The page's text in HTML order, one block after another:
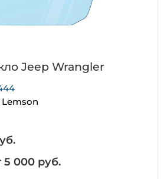
Jeep Wrangler
Lemson
5 000 руб.